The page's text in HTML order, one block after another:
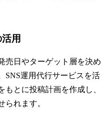
用
売日やターゲット層を決め
SNS運用代行サービスを活
もとに投稿計画を作成し、
られます。